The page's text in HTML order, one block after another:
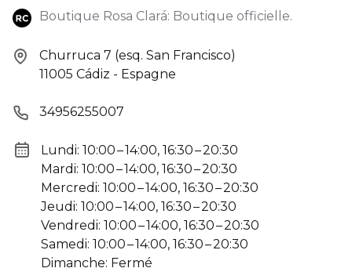
Boutique Rosa Clará: Boutique officielle.
Churruca 7 (esq. San Francisco)
11005 Cádiz - Espagne
34956255007
Lundi: 10:00 – 14:00, 16:30 – 20:30
Mardi: 10:00 – 14:00, 16:30 – 20:30
Mercredi: 10:00 – 14:00, 16:30 – 20:30
Jeudi: 10:00 – 14:00, 16:30 – 20:30
Vendredi: 10:00 – 14:00, 16:30 – 20:30
Samedi: 10:00 – 14:00, 16:30 – 20:30
Dimanche: Fermé